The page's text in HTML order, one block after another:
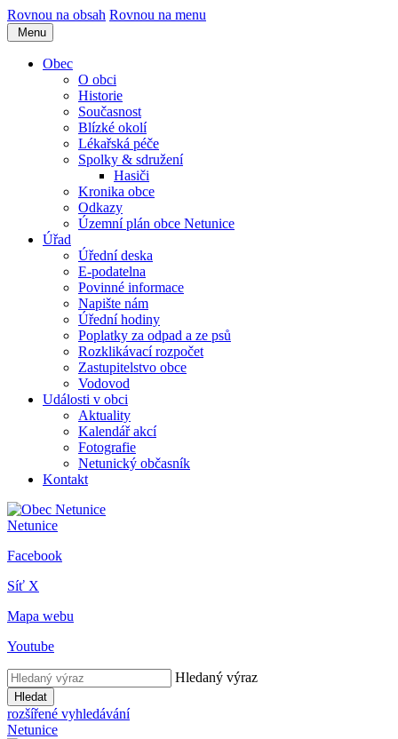
Rovnou na obsah Rovnou na menu
Menu
Obec
O obci
Historie
Současnost
Blízké okolí
Lékařská péče
Spolky & sdružení
Hasiči
Kronika obce
Odkazy
Územní plán obce Netunice
Úřad
Úřední deska
E-podatelna
Povinné informace
Napište nám
Úřední hodiny
Poplatky za odpad a ze psů
Rozklikávací rozpočet
Zastupitelstvo obce
Vodovod
Události v obci
Aktuality
Kalendář akcí
Fotografie
Netunický občasník
Kontakt
Netunice
Facebook
Síť X
Mapa webu
Youtube
Hledaný výraz
Hledat
rozšířené vyhledávání
Netunice